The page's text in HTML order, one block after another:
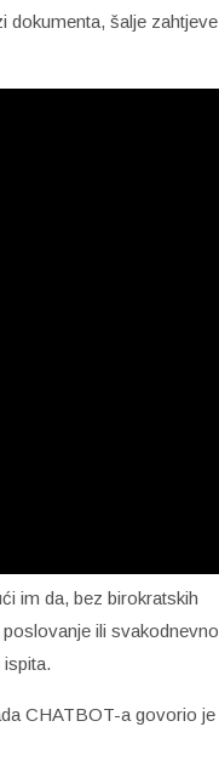
dokumenta, šalje zahtjeve
im da, bez birokratskih
ili svakodnevno
CHATBOT-a govorio je